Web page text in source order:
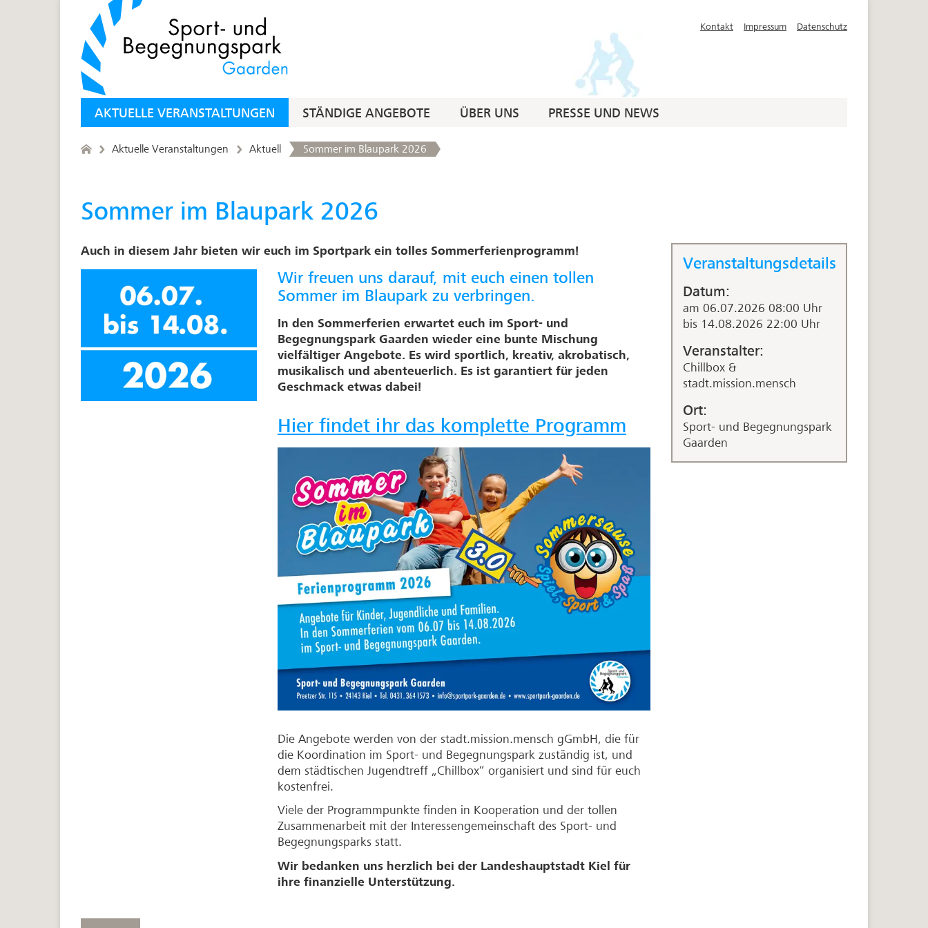
Datenschutz
Impressum
Kontakt
AKTUELLE VERANSTALTUNGEN STÄNDIGE ANGEBOTE ÜBER UNS PRESSE UND NEWS
Aktuelle Veranstaltungen Aktuell Sommer im Blaupark 2026
Sommer im Blaupark 2026
Veranstaltungsdetails
Datum:
am 06.07.2026 08:00 Uhr
bis 14.08.2026 22:00 Uhr
Veranstalter:
Chillbox &
stadt.mission.mensch
Ort:
Sport- und Begegnungspark
Gaarden
Auch in diesem Jahr bieten wir euch im Sportpark ein tolles Sommerferienprogramm!
Wir freuen uns darauf, mit euch einen tollen
Sommer im Blaupark zu verbringen.
In den Sommerferien erwartet euch im Sport- und
Begegnungspark Gaarden wieder eine bunte Mischung
vielfältiger Angebote. Es wird sportlich, kreativ, akrobatisch,
musikalisch und abenteuerlich. Es ist garantiert für jeden
Geschmack etwas dabei!
Hier findet ihr das komplette Programm
Die Angebote werden von der stadt.mission.mensch gGmbH, die für
die Koordination im Sport- und Begegnungspark zuständig ist, und
dem städtischen Jugendtreff „Chillbox“ organisiert und sind für euch
kostenfrei.
Viele der Programmpunkte finden in Kooperation und der tollen
Zusammenarbeit mit der Interessengemeinschaft des Sport- und
Begegnungsparks statt.
Wir bedanken uns herzlich bei der Landeshauptstadt Kiel für
ihre finanzielle Unterstützung.